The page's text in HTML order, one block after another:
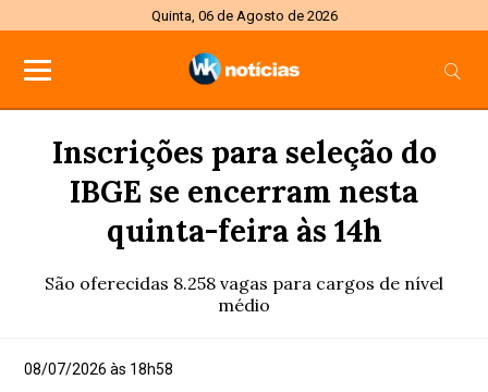
Quinta, 06 de Agosto de 2026
Inscrições para seleção do
IBGE se encerram nesta
quinta-feira às 14h
São oferecidas 8.258 vagas para cargos de nível
médio
08/07/2026 às 18h58